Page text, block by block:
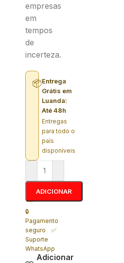
empresas
em
tempos
de
incerteza.
📦Entrega
Grátis em
Luanda:
Até 48h
Entregas
para todo o
país
disponíveis
ADICIONAR
🔒
Pagamento
seguro ✅
Suporte
WhatsApp
Adicionar